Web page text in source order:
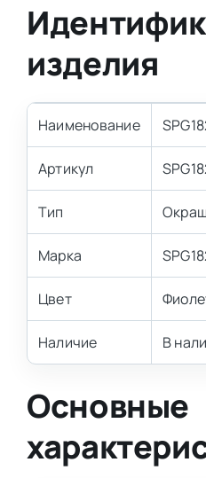
изделия
Наименование
Артикул
Тип
Марка
Цвет
Наличие В
Основные